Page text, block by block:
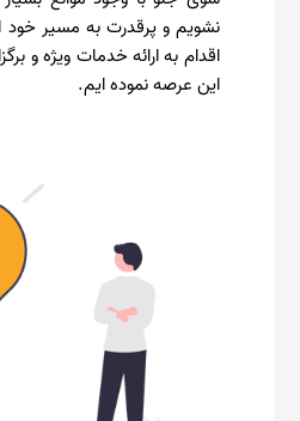
نشویم و پرقدرت به مسیر خود
اقدام به ارائه خدمات ویژه و
این عرصه نموده ایم.